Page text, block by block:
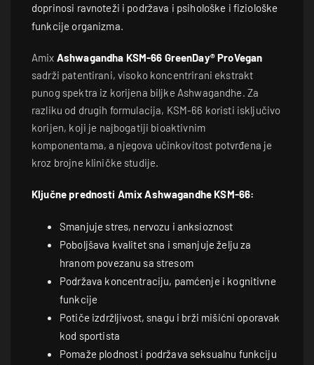
doprinosi ravnoteži i podržava i psihološke i fiziološke
funkcije organizma.
Amix Ashwagandha KSM-66 GreenDay® ProVegan
sadrži patentirani, visoko koncentrirani ekstrakt
punog spektra iz korijena biljke Ashwagandhe. Za
razliku od drugih formulacija, KSM-66 koristi isključivo
korijen, koji je najbogatiji bioaktivnim
komponentama, a njegova učinkovitost potvrđena je
kroz brojne kliničke studije.
Ključne prednosti Amix Ashwagandhe KSM-66:
Smanjuje stres, nervozu i anksioznost
Poboljšava kvalitet sna i smanjuje želju za
hranom povezanu sa stresom
Podržava koncentraciju, pamćenje i kognitivne
funkcije
Potiče izdržljivost, snagu i brži mišićni oporavak
kod sportista
Pomaže plodnost i podržava seksualnu funkciju